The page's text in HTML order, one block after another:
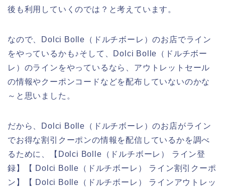
後も利用していくのでは？と考えています。
なので、Dolci Bolle（ドルチボーレ）のお店でライン
をやっているかも♪そして、Dolci Bolle（ドルチボー
レ）のラインをやっているなら、アウトレットセール
の情報やクーポンコードなどを配布していないのかな
～と思いました。
だから、Dolci Bolle（ドルチボーレ）のお店がライン
でお得な割引クーポンの情報を配信しているかを調べ
るために、【Dolci Bolle（ドルチボーレ） ライン登
録】【 Dolci Bolle（ドルチボーレ） ライン割引クーポ
ン】【 Dolci Bolle（ドルチボーレ） ラインアウトレッ